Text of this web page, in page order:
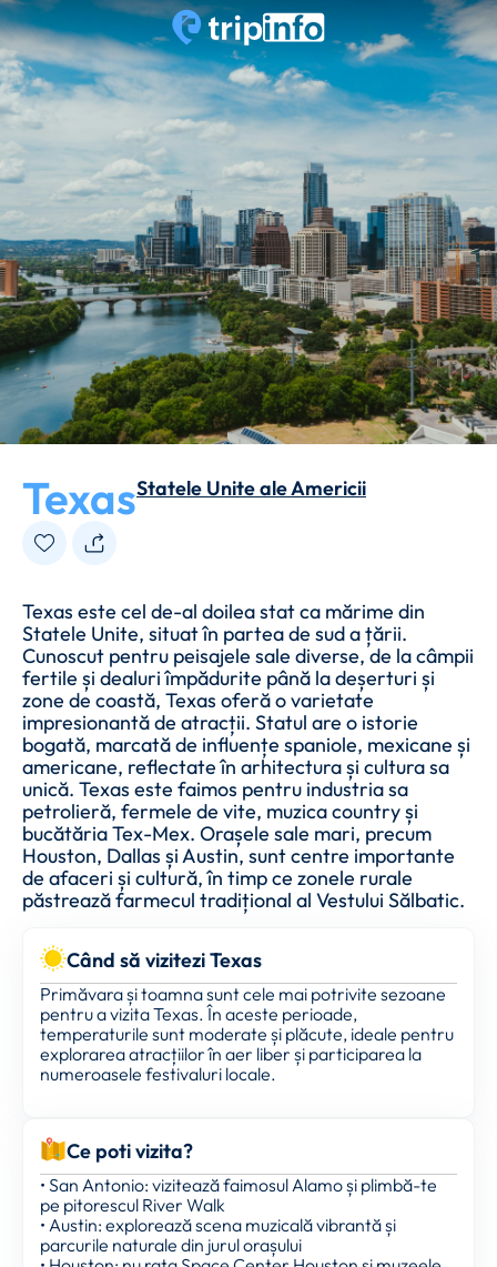
TexasStatele Unite ale Americii
Texas este cel de-al doilea stat ca mărime din
Statele Unite, situat în partea de sud a țării.
Cunoscut pentru peisajele sale diverse, de la câmpii
fertile și dealuri împădurite până la deșerturi și
zone de coastă, Texas oferă o varietate
impresionantă de atracții. Statul are o istorie
bogată, marcată de influențe spaniole, mexicane și
americane, reflectate în arhitectura și cultura sa
unică. Texas este faimos pentru industria sa
petrolieră, fermele de vite, muzica country și
bucătăria Tex-Mex. Orașele sale mari, precum
Houston, Dallas și Austin, sunt centre importante
de afaceri și cultură, în timp ce zonele rurale
păstrează farmecul tradițional al Vestului Sălbatic.
Când să vizitezi Texas
Primăvara și toamna sunt cele mai potrivite sezoane
pentru a vizita Texas. În aceste perioade,
temperaturile sunt moderate și plăcute, ideale pentru
explorarea atracțiilor în aer liber și participarea la
numeroasele festivaluri locale.
Ce poti vizita?
• San Antonio: vizitează faimosul Alamo și plimbă-te
pe pitorescul River Walk
• Austin: explorează scena muzicală vibrantă și
parcurile naturale din jurul orașului